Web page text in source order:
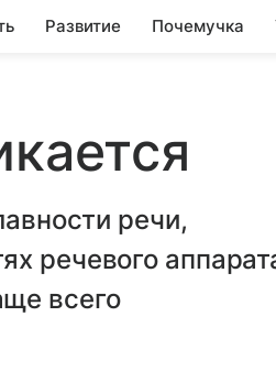
Развитие Почемучка
речи,
речевого
всего